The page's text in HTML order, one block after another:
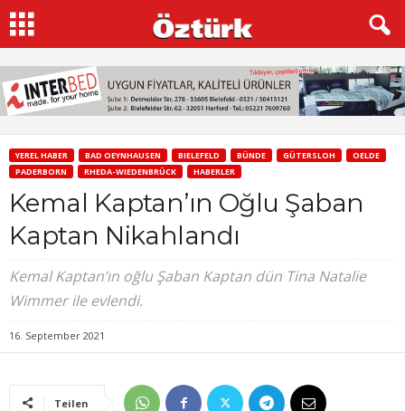
YEREL HABER BAD OEYNHAUSEN BIELEFELD BÜNDE GÜTERSLOH
OELDE
PADERBORN
RHEDA-WIEDENBRÜCK HABERLER
Kemal Kaptan’ın Oğlu Şaban
Kaptan Nikahlandı
Kemal Kaptan’ın oğlu Şaban Kaptan dün Tina Natalie
Wimmer ile evlendi.
16. September 2021
Teilen